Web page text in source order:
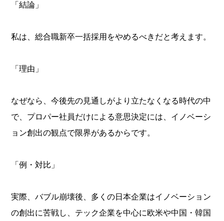
「結論」
私は、総合職新卒一括採用をやめるべきだと考えます。
「理由」
なぜなら、今後先の見通しがより立たなくなる時代の中
で、プロパー社員だけによる意思決定には、イノベーシ
ョン創出の観点で限界があるからです。
「例・対比」
実際、バブル崩壊後、多くの日本企業はイノベーション
の創出に苦戦し、テック企業を中心に欧米や中国・韓国